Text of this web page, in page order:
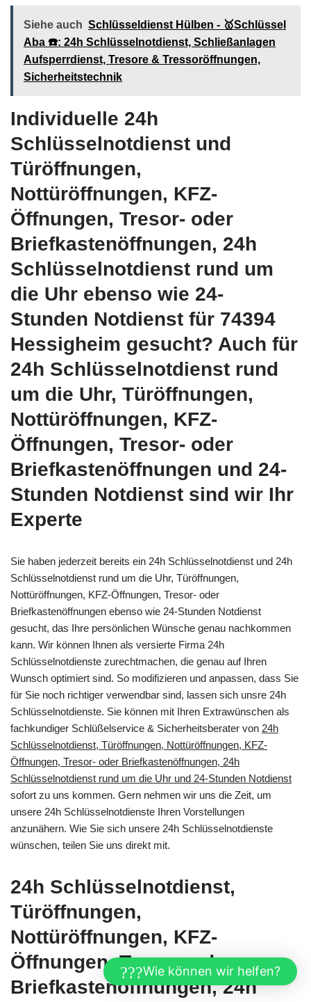
Siehe auch Schlüsseldienst Hülben - 🥇Schlüssel
Aba ☎️: 24h Schlüsselnotdienst, Schließanlagen
Aufsperrdienst, Tresore & Tressoröffnungen,
Sicherheitstechnik
Individuelle 24h
Schlüsselnotdienst und
Türöffnungen,
Nottüröffnungen, KFZ-
Öffnungen, Tresor- oder
Briefkastenöffnungen, 24h
Schlüsselnotdienst rund um
die Uhr ebenso wie 24-
Stunden Notdienst für 74394
Hessigheim gesucht? Auch für
24h Schlüsselnotdienst rund
um die Uhr, Türöffnungen,
Nottüröffnungen, KFZ-
Öffnungen, Tresor- oder
Briefkastenöffnungen und 24-
Stunden Notdienst sind wir Ihr
Experte
Sie haben jederzeit bereits ein 24h Schlüsselnotdienst und 24h
Schlüsselnotdienst rund um die Uhr, Türöffnungen,
Nottüröffnungen, KFZ-Öffnungen, Tresor- oder
Briefkastenöffnungen ebenso wie 24-Stunden Notdienst
gesucht, das Ihre persönlichen Wünsche genau nachkommen
kann. Wir können Ihnen als versierte Firma 24h
Schlüsselnotdienste zurechtmachen, die genau auf Ihren
Wunsch optimiert sind. So modifizieren und anpassen, dass Sie
für Sie noch richtiger verwendbar sind, lassen sich unsre 24h
Schlüsselnotdienste. Sie können mit Ihren Extrawünschen als
fachkundiger Schlüßelservice & Sicherheitsberater von 24h
Schlüsselnotdienst, Türöffnungen, Nottüröffnungen, KFZ-
Öffnungen, Tresor- oder Briefkastenöffnungen, 24h
Schlüsselnotdienst rund um die Uhr und 24-Stunden Notdienst
sofort zu uns kommen. Gern nehmen wir uns die Zeit, um
unsere 24h Schlüsselnotdienste Ihren Vorstellungen
anzunähern. Wie Sie sich unsere 24h Schlüsselnotdienste
wünschen, teilen Sie uns direkt mit.
24h Schlüsselnotdienst,
Türöffnungen,
Nottüröffnungen, KFZ-
Öffnungen, Tresor- oder
Briefkastenöffnungen, 24h
Wie können wir helfen?